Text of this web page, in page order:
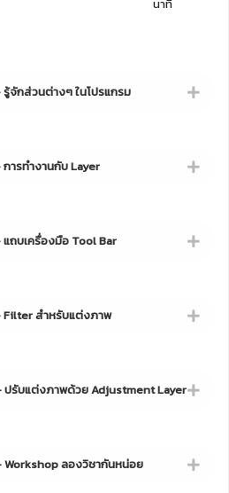
นาที
จักส่วนต่างๆ ในโปรแกรม
ารทำงานกับ Layer
ถบเครื่องมือ Tool Bar
Filter สำหรับแต่งภาพ
ปรับแต่งภาพด้วย Adjustment Layer
ลองวิชากันหน่อย